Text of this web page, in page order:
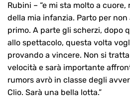
Rubini – “e mi sta molto a
della mia infanzia. Parto per
primo. A parte gli scherzi, dopo
allo spettacolo, questa volta
provando a vincere. Non si
velocità e sarà importante
rumors avrò in classe degli
Clio. Sarà una bella lotta.”